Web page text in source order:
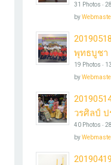
31 Photos ‧
by
พุทธบูชา
19 Photos ‧
by
วรศิลป์
40 Photos ‧
by